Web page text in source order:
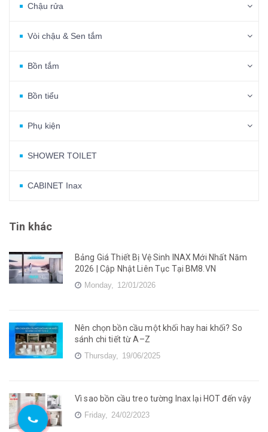
Chậu rửa
Vòi chậu & Sen tắm
Bồn tắm
Bồn tiểu
Phụ kiện
SHOWER TOILET
CABINET Inax
Tin khác
Bảng Giá Thiết Bị Vệ Sinh INAX Mới Nhất Năm
2026 | Cập Nhật Liên Tục Tại BM8.VN
Monday, 12/01/2026
Nên chọn bồn cầu một khối hay hai khối? So
sánh chi tiết từ A–Z
Thursday, 19/06/2025
Vì sao bồn cầu treo tường Inax lại HOT đến vậy
Friday, 24/02/2023